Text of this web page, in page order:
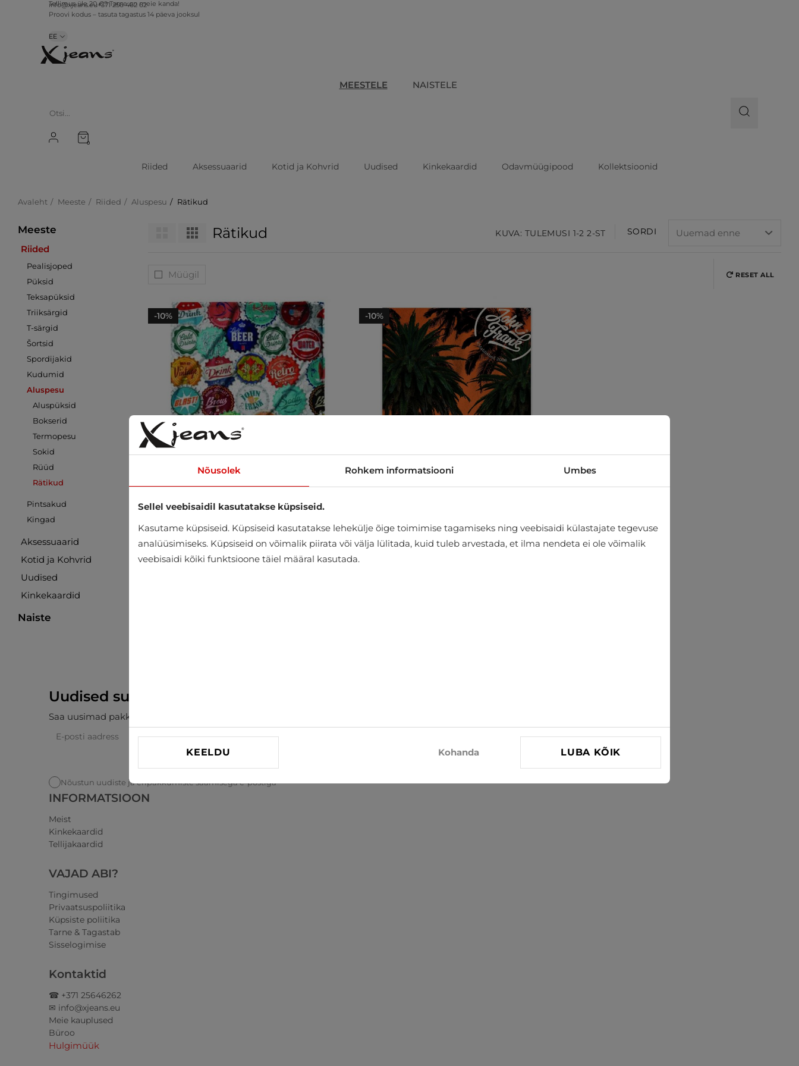
info@xjeans.eu+371 256 462 62
Tellimus üle 20 €? Tarne on meie kanda!
Proovi kodus – tasuta tagastus 14 päeva jooksul
EE
MEESTELE NAISTELE
0
Riided Aksessuaarid Kotid ja Kohvrid Uudised Kinkekaardid Odavmüügipood Kollektsioonid
Avaleht Meeste Riided Aluspesu Rätikud
Meeste
Riided
Pealisjoped
Püksid
Teksapüksid
Triiksärgid
T-särgid
Šortsid
Spordijakid
Kudumid
Aluspesu
Aluspüksid
Bokserid
Termopesu
Sokid
Rüüd
Rätikud
Pintsakud
Kingad
Aksessuaarid
Kotid ja Kohvrid
Uudised
Kinkekaardid
Naiste
Rätikud KUVA: TULEMUSI 1-2 2-ST SORDI
Müügil RESET ALL
-10% -10%
Uudised sulle
Saa uusimad pakkumised, soodustused ja uudised oma postkasti
Nõustun uudiste ja eripakkumiste saamisega e-postiga
INFORMATSIOON
Meist
Kinkekaardid
Tellijakaardid
VAJAD ABI?
Tingimused
Privaatsuspoliitika
Küpsiste poliitika
Tarne & Tagastab
Sisselogimise
Kontaktid
☎ +371 25646262
✉ info@xjeans.eu
Meie kauplused
Büroo
Hulgimüük
Nõusolek Rohkem informatsiooni Umbes
Sellel veebisaidil kasutatakse küpsiseid.
Kasutame küpsiseid. Küpsiseid kasutatakse lehekülje õige toimimise tagamiseks ning veebisaidi külastajate tegevuse
analüüsimiseks. Küpsiseid on võimalik piirata või välja lülitada, kuid tuleb arvestada, et ilma nendeta ei ole võimalik
veebisaidi kõiki funktsioone täiel määral kasutada.
KEELDU Kohanda LUBA KÕIK